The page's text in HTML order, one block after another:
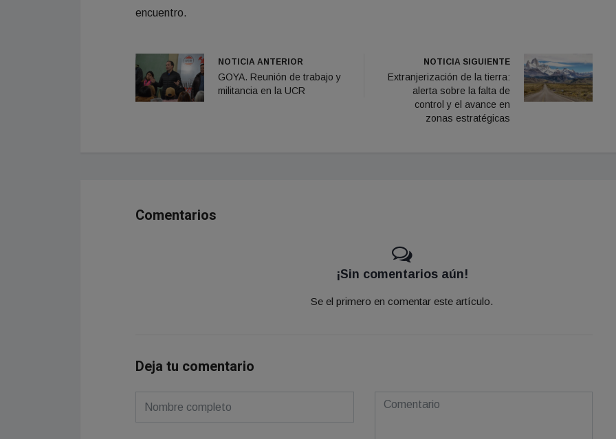
encuentro.
NOTICIA ANTERIOR
GOYA. Reunión de trabajo y
militancia en la UCR
NOTICIA SIGUIENTE
Extranjerización de la tierra:
alerta sobre la falta de
control y el avance en
zonas estratégicas
Comentarios
¡Sin comentarios aún!
Se el primero en comentar este artículo.
Deja tu comentario